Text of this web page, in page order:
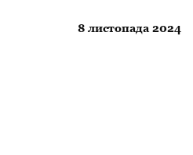
8 листопада 2024